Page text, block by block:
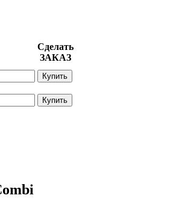
Сделать
ЗАКАЗ
Купить
Купить